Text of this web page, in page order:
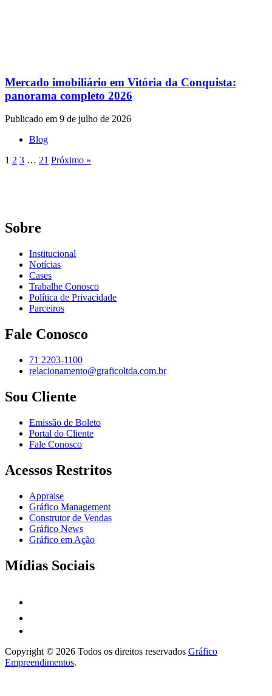
Mercado imobiliário em Vitória da Conquista:
panorama completo 2026
Publicado em 9 de julho de 2026
Blog
1 2 3 … 21 Próximo »
Sobre
Institucional
Notícias
Cases
Trabalhe Conosco
Política de Privacidade
Parceiros
Fale Conosco
71 2203-1100
relacionamento@graficoltda.com.br
Sou Cliente
Emissão de Boleto
Portal do Cliente
Fale Conosco
Acessos Restritos
Appraise
Gráfico Management
Construtor de Vendas
Gráfico News
Gráfico em Ação
Mídias Sociais
Copyright © 2026 Todos os direitos reservados Gráfico
Empreendimentos.